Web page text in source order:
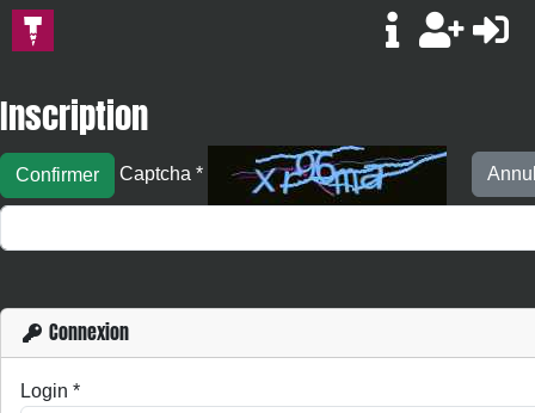
Inscription
Confirmer Captcha *
Connexion
Login *